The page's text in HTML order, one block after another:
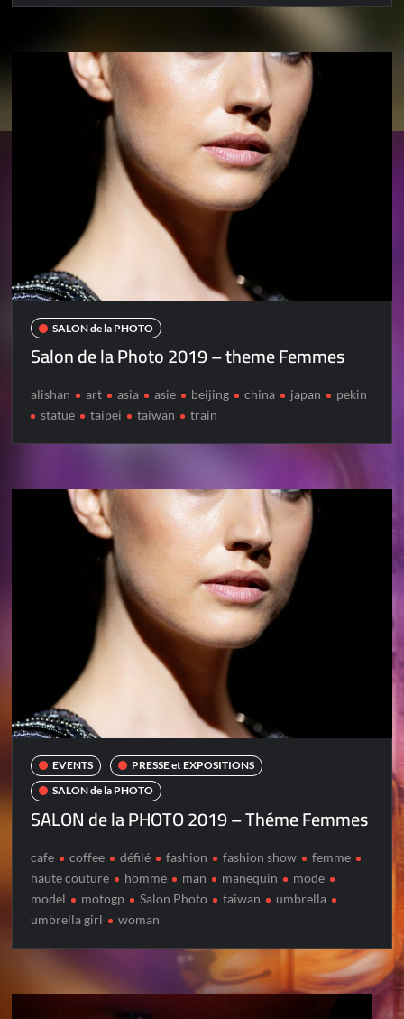
SALON de la PHOTO
Salon de la Photo 2019 – theme Femmes
alishan art asia asie beijing china japan
pekin
statue
taipei taiwan train
EVENTS
PRESSE et EXPOSITIONS
SALON de la PHOTO
SALON de la PHOTO 2019 – Théme Femmes
cafe coffee défilé fashion fashion show
femme
haute couture
homme man manequin
mode
model
motogp Salon Photo taiwan
umbrella
umbrella girl
woman